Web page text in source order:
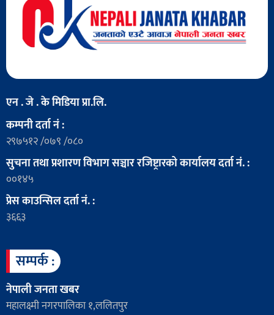
एन . जे . के मिडिया प्रा.लि.
कम्पनी दर्ता नं :
२९७५१२ /०७९ /०८०
सुचना तथा प्रशारण विभाग सञ्चार रजिष्ट्रारको कार्यालय दर्ता नं. :
००१४५
प्रेस काउन्सिल दर्ता नं. :
३६६३
सम्पर्क :
नेपाली जनता खबर
महालक्ष्मी नगरपालिका १,ललितपुर